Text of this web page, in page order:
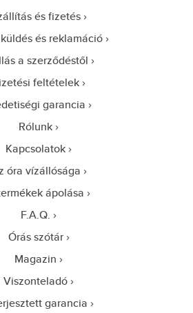
és fizetés
és reklamáció
a szerződéstől
feltételek
garancia
Rólunk
Kapcsolatok
óra vízállósága
ápolása
F.A.Q.
Órás szótár
Magazin
Viszonteladó
garancia